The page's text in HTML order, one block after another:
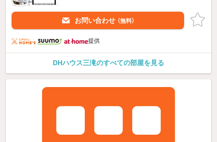
お問い合わせ （無料）
提供
DHハウス三滝のすべての部屋を見る